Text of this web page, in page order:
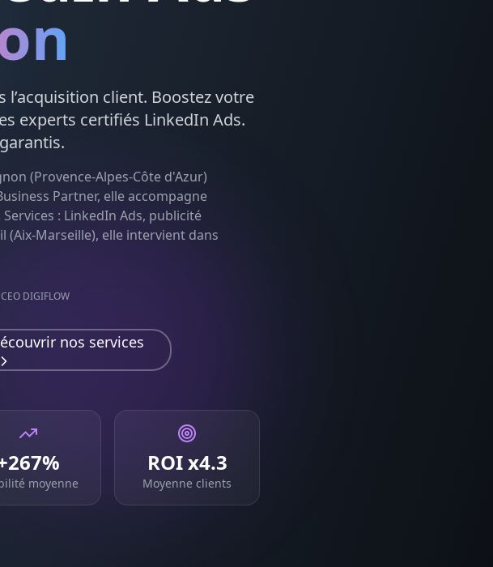
l’acquisition client. Boostez votre
experts certifiés LinkedIn Ads.
(Provence-Alpes-Côte d'Azur)
Partner, elle accompagne
: LinkedIn Ads, publicité
(Aix-Marseille), elle intervient dans
DIGIFLOW
nos services
moyenne
ROI x4.3
Moyenne clients